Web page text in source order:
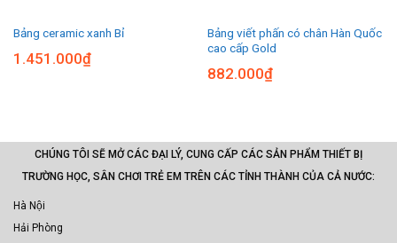
Bảng ceramic xanh Bỉ
1.451.000₫
Bảng viết phấn có chân Hàn Quốc
cao cấp Gold
882.000₫
CHÚNG TÔI SẼ MỞ CÁC ĐẠI LÝ, CUNG CẤP CÁC SẢN PHẨM THIẾT BỊ
TRƯỜNG HỌC, SÂN CHƠI TRẺ EM TRÊN CÁC TỈNH THÀNH CỦA CẢ NƯỚC:
Hà Nội
Hải Phòng